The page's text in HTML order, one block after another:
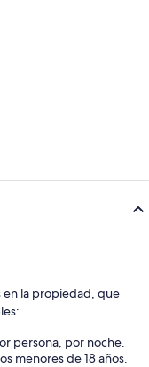
en la propiedad, que
persona, por noche.
menores de 18 años.